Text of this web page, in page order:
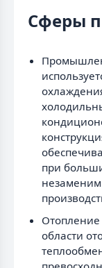
Сферы
при
Отопление
области